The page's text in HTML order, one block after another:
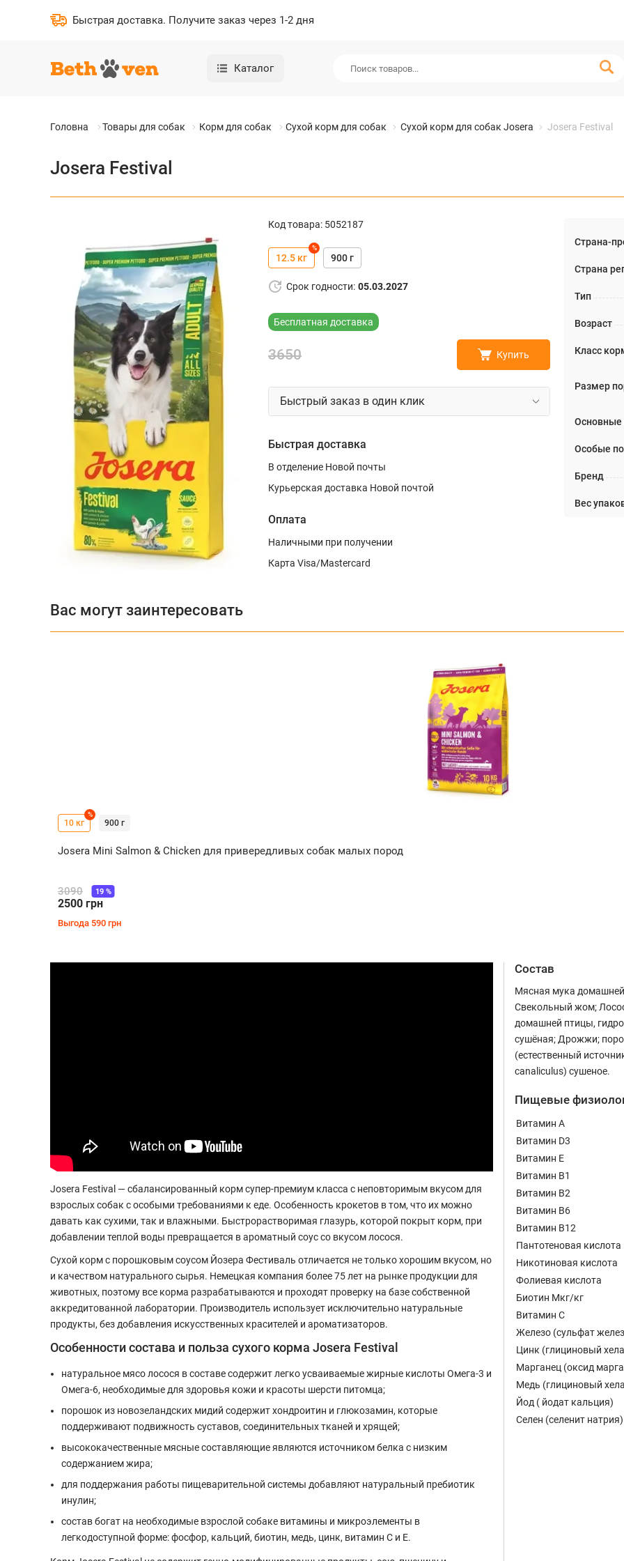
Быстрая доставка. Получите заказ через 1-2 дня
Каталог
Головна Товары для собак Корм для собак Сухой корм для собак Сухой корм для собак Josera Josera Festival
Josera Festival
Код товара: 5052187
12.5 кг
%
900 г
Срок годности: 05.03.2027
Бесплатная доставка
3650 Купить
Быстрый заказ в один клик
Быстрая доставка
В отделение Новой почты
Курьерская доставка Новой почтой
Оплата
Наличными при получении
Карта Visa/Mastercard
Страна-
Страна
Тип
Возраст
Класс
Размер
Основные
Особые
Бренд
Вес
Вас могут заинтересовать
10 кг
%
900 г
Josera Mini Salmon & Chicken для привередливых собак малых пород
3090
2500 грн
19%
Выгода 590 грн
Josera Festival — сбалансированный корм супер-премиум класса с неповторимым вкусом для
взрослых собак с особыми требованиями к еде. Особенность крокетов в том, что их можно
давать как сухими, так и влажными. Быстрорастворимая глазурь, которой покрыт корм, при
добавлении теплой воды превращается в ароматный соус со вкусом лосося.
Сухой корм с порошковым соусом Йозера Фестиваль отличается не только хорошим вкусом, но
и качеством натурального сырья. Немецкая компания более 75 лет на рынке продукции для
животных, поэтому все корма разрабатываются и проходят проверку на базе собственной
аккредитованной лаборатории. Производитель использует исключительно натуральные
продукты, без добавления искусственных красителей и ароматизаторов.
Особенности состава и польза сухого корма Josera Festival
натуральное мясо лосося в составе содержит легко усваиваемые жирные кислоты Омега-3 и
Омега-6, необходимые для здоровья кожи и красоты шерсти питомца;
порошок из новозеландских мидий содержит хондроитин и глюкозамин, которые
поддерживают подвижность суставов, соединительных тканей и хрящей;
высококачественные мясные составляющие являются источником белка с низким
содержанием жира;
для поддержания работы пищеварительной системы добавляют натуральный пребиотик
инулин;
состав богат на необходимые взрослой собаке витамины и микроэлементы в
легкодоступной форме: фосфор, кальций, биотин, медь, цинк, витамин С и Е.
Состав
Мясная мука
Свекольный жом;
домашней птицы,
сушёная; Дрожжи;
(естественный
canaliculus) сушеное.
Пищевые
Витамин A
Витамин D3
Витамин E
Витамин B1
Витамин B2
Витамин B6
Витамин B12
Пантотеновая кислота
Никотиновая кислота
Фолиевая кислота
Биотин Мкг/кг
Витамин C
Железо (сульфат
Цинк (глициновый
Марганец (оксид
Медь (глициновый
Йод ( йодат кальция)
Селен (селенит натрия)